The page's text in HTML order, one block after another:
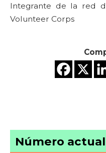
Integrante de la red
Volunteer Corps
Número actual